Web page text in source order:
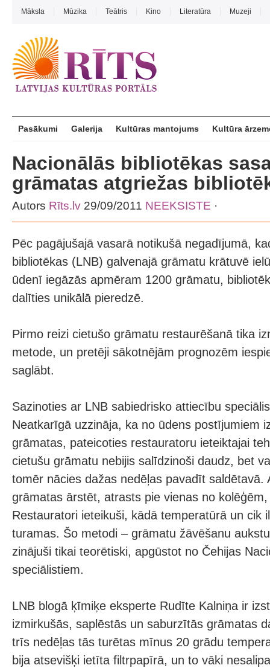
Māksla Mūzika Teātris Kino Literatūra Muzeji
Pasākumi Galerija Kultūras mantojums Kultūra
Nacionālās bibliotēkas
grāmatas atgriežas
Autors Rīts.lv 29/09/2011 NEEKSISTE ·
Pēc pagājušajā vasarā notikušā negadījumā,
bibliotēkas (LNB) galvenajā grāmatu krātuvē
ūdenī iegāzās apmēram 1200 grāmatu,
dalīties unikālā pieredzē.
Pirmo reizi cietušo grāmatu restaurēšanā tika
metode, un pretēji sākotnējām prognozēm
saglābt.
Sazinoties ar LNB sabiedrisko attiecību
Neatkarīgā uzzināja, ka no ūdens postījumiem
grāmatas, pateicoties restauratoru ieteiktajai
cietušu grāmatu nebijis salīdzinoši daudz, bet
tomēr nācies dažas nedēļas pavadīt saldētavā.
grāmatas ārstēt, atrasts pie vienas no
Restauratori ieteikuši, kādā temperatūrā un cik
turamas. Šo metodi – grāmatu žāvēšanu
zinājuši tikai teorētiski, apgūstot no Čehijas
speciālistiem.
LNB blogā ķīmiķe eksperte Rudīte Kalniņa ir
izmirkušās, saplēstās un saburzītās grāmatas
trīs nedēļas tās turētas mīnus 20 grādu
bija atsevišķi ietīta filtrpapīrā, un to vāki